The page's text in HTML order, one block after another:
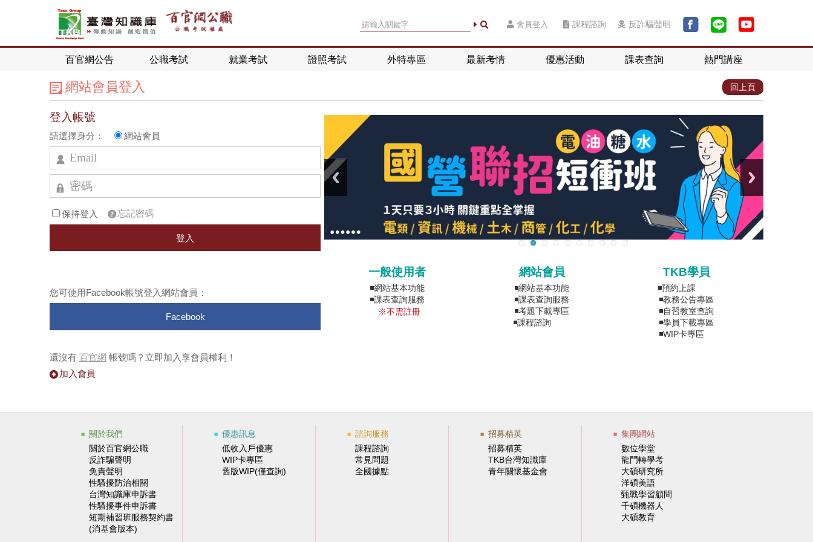
會員登入 課程諮詢 反詐騙聲明
百官網公告 公職考試 就業考試 證照考試 外特專區 最新考情 優惠活動 課表查詢 熱門講座
網站會員登入 回上頁
登入帳號
請選擇身分： 網站會員
保持登入 忘記密碼
登入
您可使用Facebook帳號登入網站會員：
Facebook
還沒有 百官網 帳號嗎？立即加入享會員權利！
加入會員
一般使用者
◾網站基本功能
◾課表查詢服務
※不需註冊
網站會員
◾網站基本功能
◾課表查詢服務
◾考題下載專區
◾課程諮詢
TKB學員
◾預約上課
◾教務公告專區
◾自習教室查詢
◾學員下載專區
◾WIP卡專區
關於我們
關於百官網公職
反詐騙聲明
免責聲明
性騷擾防治相關
台灣知識庫申訴書
性騷擾事件申訴書
短期補習班服務契約書
(消基會版本)
優惠訊息
低收入戶優惠
WIP卡專區
舊版WIP(僅查詢)
諮詢服務
課程諮詢
常見問題
全國據點
招募精英
招募精英
TKB台灣知識庫
青年關懷基金會
集團網站
數位學堂
龍門轉學考
大碩研究所
洋碩美語
甄戰學習顧問
千碩機器人
大碩教育